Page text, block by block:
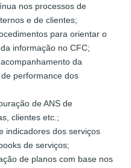
nos processos de
e de clientes;
para orientar o
informação no CFC;
da
performance dos
de ANS de
clientes etc.;
indicadores dos serviços
de serviços;
de planos com base nos